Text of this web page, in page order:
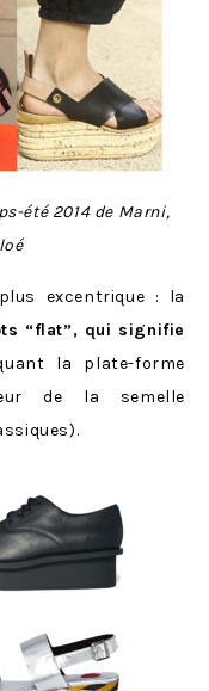
été 2014 de Marni,
excentrique : la
“flat”, qui signifie
la plate-forme
de la semelle